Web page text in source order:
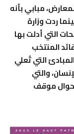
مبابي بأنه
ردت وزارة
التي أدلت بها
المنتخب
التي تُعلي
والتي
موقف